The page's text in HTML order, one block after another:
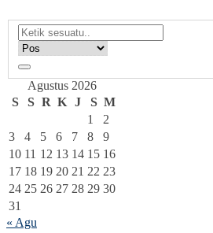
Agustus 2026
S
S R K J S M
1
2
3
4 5 6 7 8
9
10 11 12 13 14 15 16
17 18 19 20 21 22 23
24 25 26 27 28 29 30
31
« Agu